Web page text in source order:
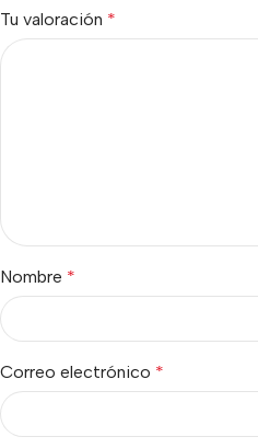
Tu valoración *
Nombre *
Correo electrónico *